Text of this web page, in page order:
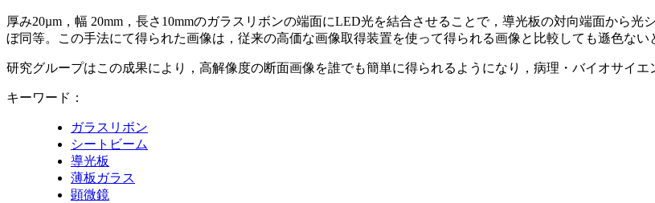
厚み20µm，幅 20mm，長さ10mmのガラスリボンの端面にLED光を結合させることで，導光板の対向端面から
ぼ同等。この手法にて得られた画像は，従来の高価な画像取得装置を使って得られる画像と比較しても遜色ない
研究グループはこの成果により，高解像度の断面画像を誰でも簡単に得られるようになり，病理・バイオサイ
キーワード：
ガラスリボン
シートビーム
導光板
薄板ガラス
顕微鏡